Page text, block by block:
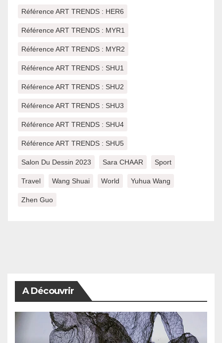
Référence ART TRENDS : HER6
Référence ART TRENDS : MYR1
Référence ART TRENDS : MYR2
Référence ART TRENDS : SHU1
Référence ART TRENDS : SHU2
Référence ART TRENDS : SHU3
Référence ART TRENDS : SHU4
Référence ART TRENDS : SHU5
Salon Du Dessin 2023 Sara CHAAR Sport
Travel Wang Shuai World Yuhua Wang
Zhen Guo
A Découvrir